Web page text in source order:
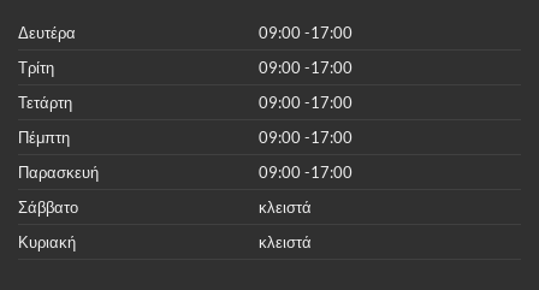
Δευτέρα
09:00 -17:00
Τρίτη
09:00 -17:00
Τετάρτη
09:00 -17:00
Πέμπτη
09:00 -17:00
Παρασκευή
09:00 -17:00
Σάββατο
κλειστά
Κυριακή
κλειστά